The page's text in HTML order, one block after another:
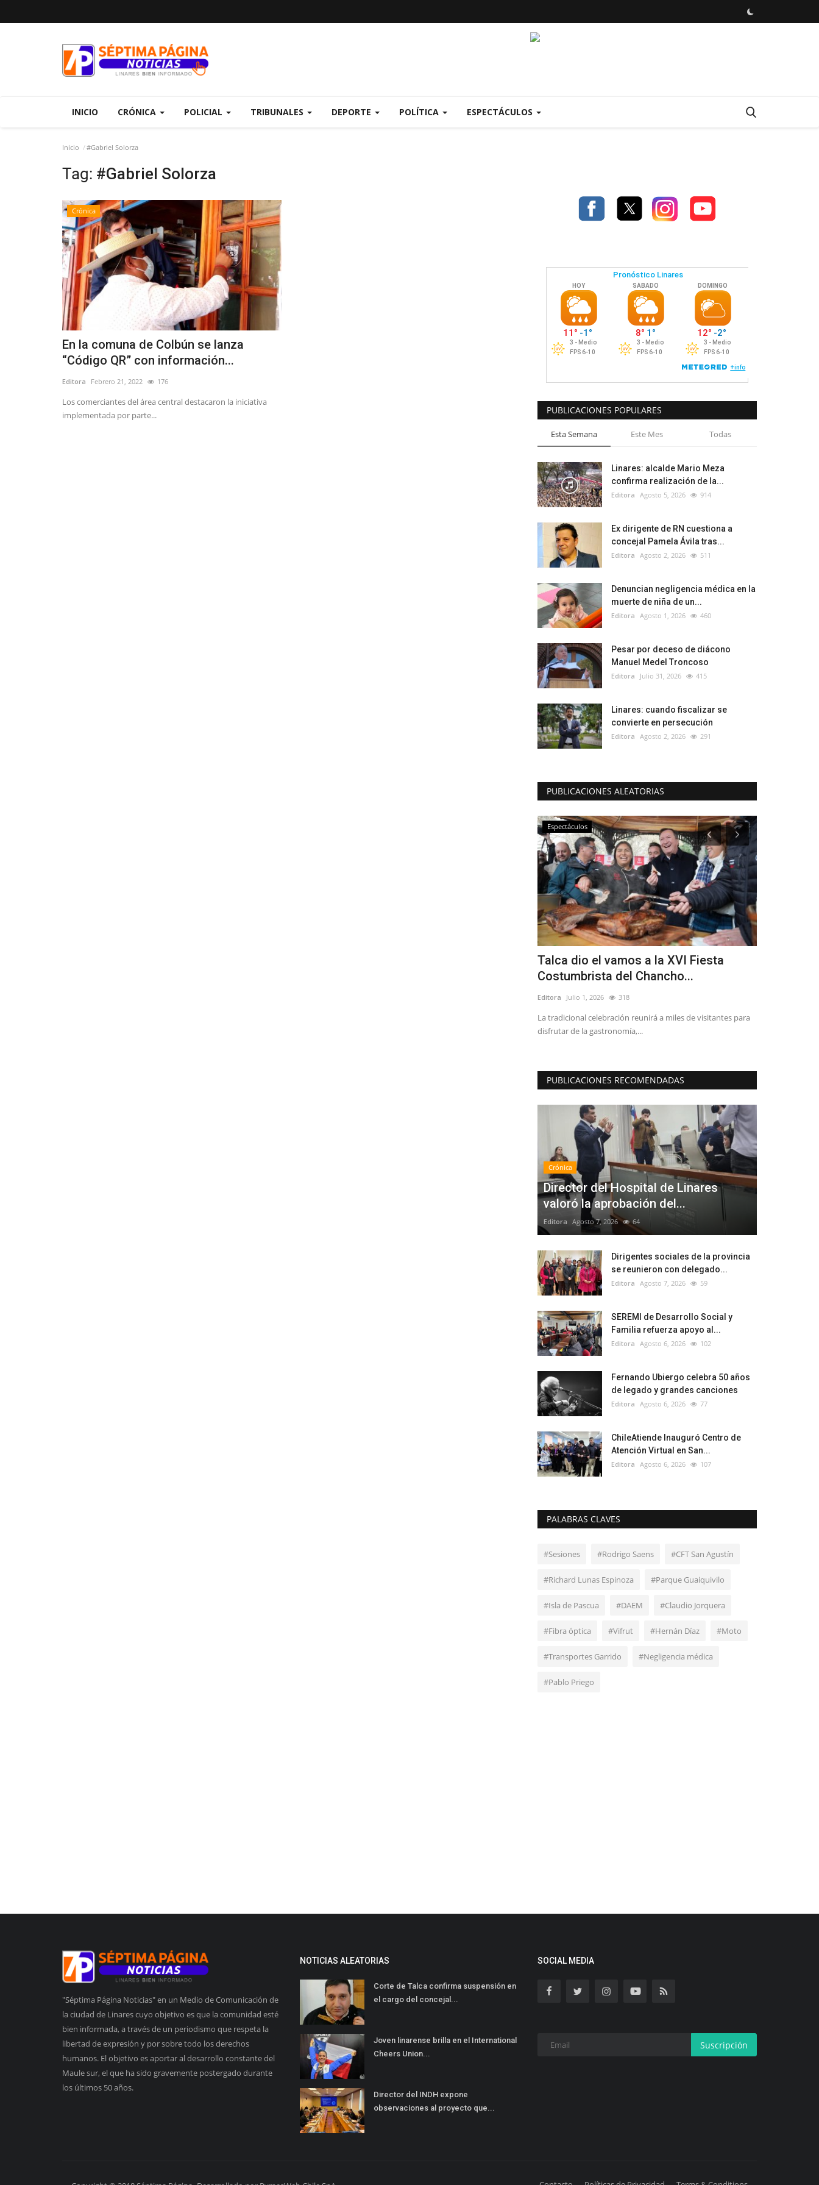
INICIO CRÓNICA POLICIAL TRIBUNALES DEPORTE POLÍTICA ESPECTÁCULOS
Inicio #Gabriel Solorza
Tag: #Gabriel Solorza
Crónica
En la comuna de Colbún se lanza
“Código QR” con información...
Editora Febrero 21, 2022 176
Los comerciantes del área central destacaron la iniciativa
implementada por parte...
PUBLICACIONES POPULARES
Esta Semana Este Mes Todas
Linares: alcalde Mario Meza
confirma realización de la...
Editora Agosto 5, 2026 914
Ex dirigente de RN cuestiona a
concejal Pamela Ávila tras...
Editora Agosto 2, 2026 511
Denuncian negligencia médica en la
muerte de niña de un...
Editora Agosto 1, 2026 460
Pesar por deceso de diácono
Manuel Medel Troncoso
Editora Julio 31, 2026 415
Linares: cuando fiscalizar se
convierte en persecución
Editora Agosto 2, 2026 291
PUBLICACIONES ALEATORIAS
Espectáculos
Talca dio el vamos a la XVI Fiesta
Costumbrista del Chancho...
Editora Julio 1, 2026 318
La tradicional celebración reunirá a miles de visitantes para
disfrutar de la gastronomía,...
PUBLICACIONES RECOMENDADAS
Crónica
Director del Hospital de Linares
valoró la aprobación del...
Editora Agosto 7, 2026 64
Dirigentes sociales de la provincia
se reunieron con delegado...
Editora Agosto 7, 2026 59
SEREMI de Desarrollo Social y
Familia refuerza apoyo al...
Editora Agosto 6, 2026 102
Fernando Ubiergo celebra 50 años
de legado y grandes canciones
Editora Agosto 6, 2026 77
ChileAtiende Inauguró Centro de
Atención Virtual en San...
Editora Agosto 6, 2026 107
PALABRAS CLAVES
#Sesiones #Rodrigo Saens #CFT San Agustín
#Richard Lunas Espinoza #Parque Guaiquivilo
#Isla de Pascua #DAEM #Claudio Jorquera
#Fibra óptica #Vifrut #Hernán Díaz #Moto
#Transportes Garrido #Negligencia médica
#Pablo Priego
"Séptima Página Noticias" en un Medio de Comunicación de
la ciudad de Linares cuyo objetivo es que la comunidad esté
bien informada, a través de un periodismo que respeta la
libertad de expresión y por sobre todo los derechos
humanos. El objetivo es aportar al desarrollo constante del
Maule sur, el que ha sido gravemente postergado durante
los últimos 50 años.
NOTICIAS ALEATORIAS
Corte de Talca confirma suspensión en
el cargo del concejal...
Joven linarense brilla en el International
Cheers Union...
Director del INDH expone
observaciones al proyecto que...
SOCIAL MEDIA
Suscripción